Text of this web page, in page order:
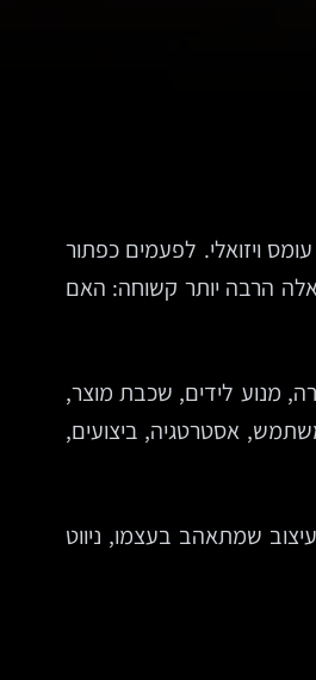
ויזואלי. לפעמים כפתור
הרבה יותר קשוחה: האם
מנוע לידים, שכבת מוצר,
אסטרטגיה, ביצועים,
שמתאהב בעצמו, ניווט